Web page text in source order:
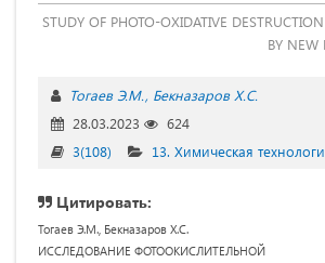
STUDY OF PHOTO-OXIDATIVE
BY NEW
Тогаев Э.М. Бекназаров Х.С.
28.03.2023
624
3(108)
13. Химическая
Цитировать:
Тогаев Э.М., Бекназаров Х.С.
ИССЛЕДОВАНИЕ ФОТООКИСЛИТЕЛЬНОЙ